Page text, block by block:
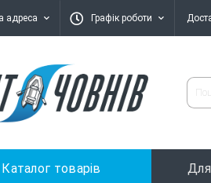
адреса Графік роботи
Каталог товарів